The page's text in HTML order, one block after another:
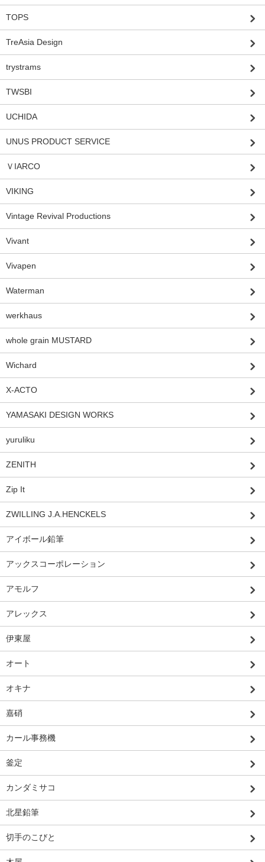
TOPS
TreAsia Design
trystrams
TWSBI
UCHIDA
UNUS PRODUCT SERVICE
ＶIARCO
VIKING
Vintage Revival Productions
Vivant
Vivapen
Waterman
werkhaus
whole grain MUSTARD
Wichard
X-ACTO
YAMASAKI DESIGN WORKS
yuruliku
ZENITH
Zip It
ZWILLING J.A.HENCKELS
アイボール鉛筆
アックスコーポレーション
アモルフ
アレックス
伊東屋
オート
オキナ
嘉硝
カール事務機
釜定
カンダミサコ
北星鉛筆
切手のこびと